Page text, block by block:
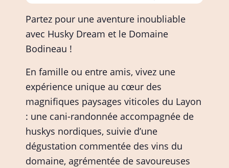
Partez pour une aventure inoubliable
avec Husky Dream et le Domaine
Bodineau !
En famille ou entre amis, vivez une
expérience unique au cœur des
magnifiques paysages viticoles du Layon
: une cani-randonnée accompagnée de
huskys nordiques, suivie d’une
dégustation commentée des vins du
domaine, agrémentée de savoureuses